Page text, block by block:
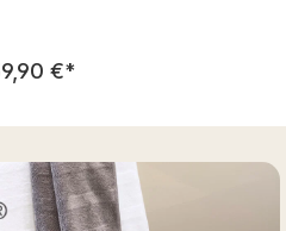
Regulärer Preis:
€*